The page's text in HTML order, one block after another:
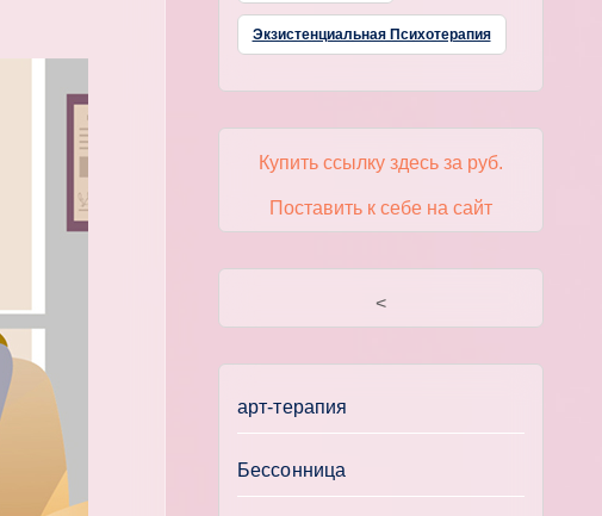
Экзистенциальная Психотерапия
Купить ссылку здесь за руб.
Поставить к себе на сайт
<
арт-терапия
Бессонница